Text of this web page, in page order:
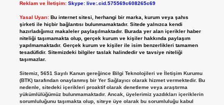
Reklam ve İletişim: Skype: live:.cid.575569c608265c69
Yasal Uyarı: Bu internet sitesi, herhangi bir marka, kurum veya şahıs
şirketi ile hiçbir bağlantısı bulunmamaktadır. Sitede yalnızca kendi
hazırladığımız makaleler paylaşılmaktadır. Burada yer alan içerikler haber
niteliği taşımamakta olup, gerçek kurum ve kişiler hakkında paylaşım
yapılmamaktadır. Gerçek kurum ve kişiler ile isim benzerlikleri tamamen
tesadüfidir. Sitemizdeki bilgiler taslak halindedir ve tavsiye niteliği
taşımazlar.
Sitemiz, 5651 Sayılı Kanun gereğince Bilgi Teknolojileri ve İletişim Kurumu
(BTK) tarafından onaylanmış bir Yer Sağlayıcı olarak hizmet vermektedir. Bu
nedenle, sitedeki içerikleri proaktif olarak denetleme veya araştırma
yükümlülüğümüz bulunmamaktadır. Ancak, üyelerimiz yazdıkları içeriklerin
sorumluluğunu taşımakta olup, siteye üye olarak bu sorumluluğu kabul